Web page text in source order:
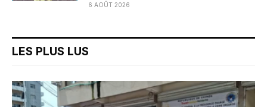
6 AOÛT 2026
LES PLUS LUS